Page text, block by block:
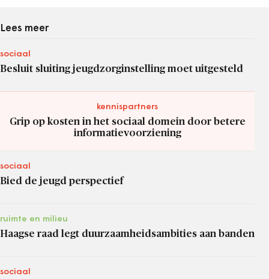
Lees meer
sociaal
Besluit sluiting jeugdzorginstelling moet uitgesteld
kennispartners
Grip op kosten in het sociaal domein door betere
informatievoorziening
sociaal
Bied de jeugd perspectief
ruimte en milieu
Haagse raad legt duurzaamheidsambities aan banden
sociaal